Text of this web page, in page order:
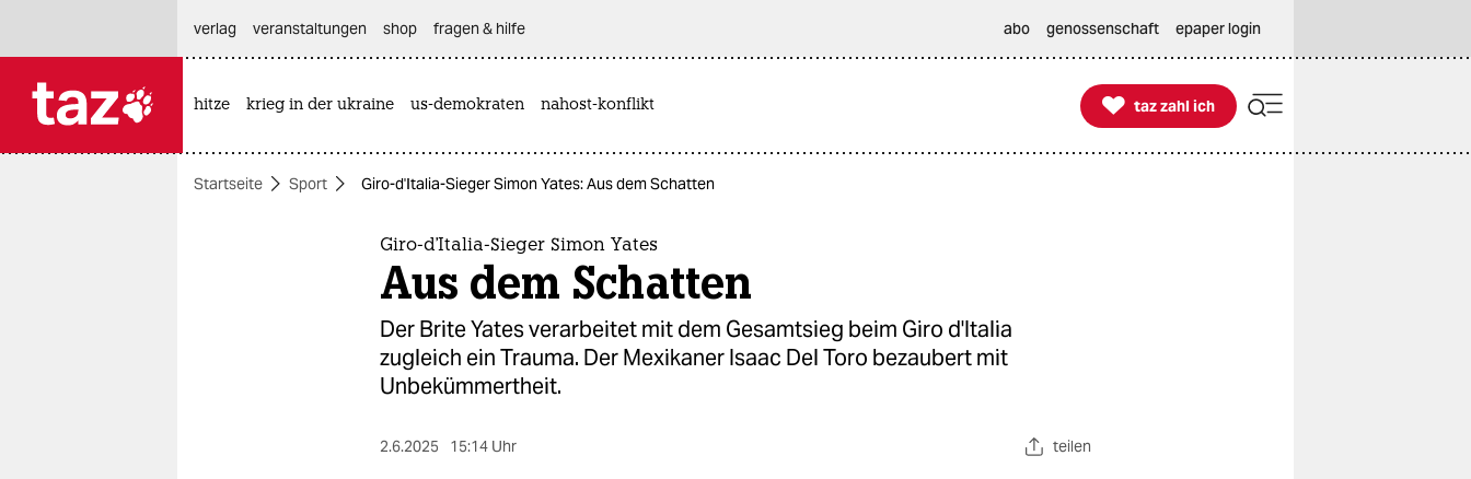
themen
verlag
veranstaltungen shop fragen & hilfe abo genossenschaft epaper login
hitze krieg in der ukraine us-demokraten nahost-konflikt 
taz zahl ich
taz zahl ich
Startseite Sport Giro-d'Italia-Sieger Simon Yates: Aus dem Schatten
Giro-d'Italia-Sieger Simon Yates
Aus dem Schatten
Der Brite Yates verarbeitet mit dem Gesamtsieg beim Giro d'Italia
zugleich ein Trauma. Der Mexikaner Isaac Del Toro bezaubert mit
Unbekümmertheit.
2.6.2025 15:14 Uhr teilen